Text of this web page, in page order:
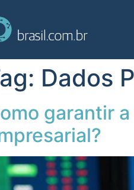
Dados
garantir